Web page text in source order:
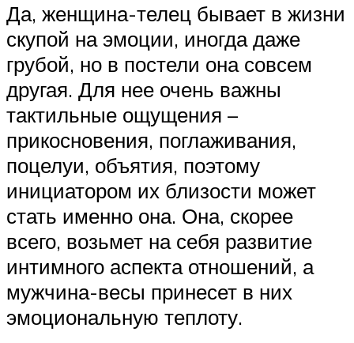
Да, женщина-телец бывает в жизни
скупой на эмоции, иногда даже
грубой, но в постели она совсем
другая. Для нее очень важны
тактильные ощущения –
прикосновения, поглаживания,
поцелуи, объятия, поэтому
инициатором их близости может
стать именно она. Она, скорее
всего, возьмет на себя развитие
интимного аспекта отношений, а
мужчина-весы принесет в них
эмоциональную теплоту.